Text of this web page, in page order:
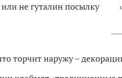
не гуталин посылку
торчит наружу –